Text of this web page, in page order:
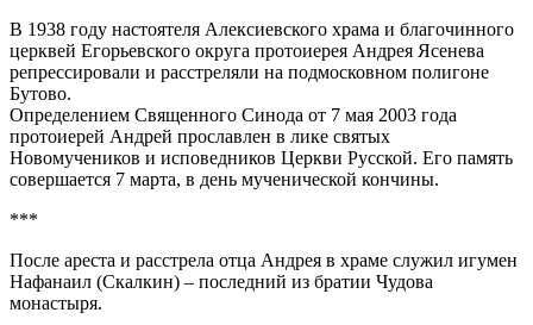
В 1938 году настоятеля Алексиевского храма и благочинного
церквей Егорьевского округа протоиерея Андрея Ясенева
репрессировали и расстреляли на подмосковном полигоне
Бутово.
Определением Священного Синода от 7 мая 2003 года
протоиерей Андрей прославлен в лике святых
Новомучеников и исповедников Церкви Русской. Его память
совершается 7 марта, в день мученической кончины.
***
После ареста и расстрела отца Андрея в храме служил игумен
Нафанаил (Скалкин) – последний из братии Чудова
монастыря.